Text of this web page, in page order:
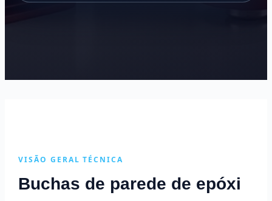
VISÃO GERAL TÉCNICA
Buchas de parede de epóxi